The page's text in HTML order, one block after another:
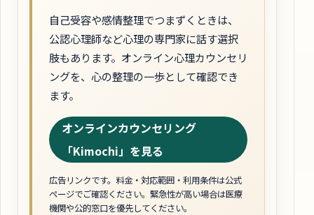
自己受容や感情整理でつまずくときは、
公認心理師など心理の専門家に話す選択
肢もあります。オンライン心理カウンセリ
ングを、心の整理の一歩として確認でき
ます。
オンラインカウンセリング
「Kimochi」を見る
広告リンクです。料金・対応範囲・利用条件は公式
ページでご確認ください。緊急性が高い場合は医療
機関や公的窓口を優先してください。